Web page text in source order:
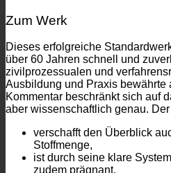
Zum Werk
Dieses erfolgreiche
über 60 Jahren schnell und
zivilprozessualen und
Ausbildung und Praxis bewährte
Kommentar beschränkt sich auf
aber wissenschaftlich genau.
verschafft den Überblick
Stoffmenge,
ist durch seine klare
zudem prägnant,